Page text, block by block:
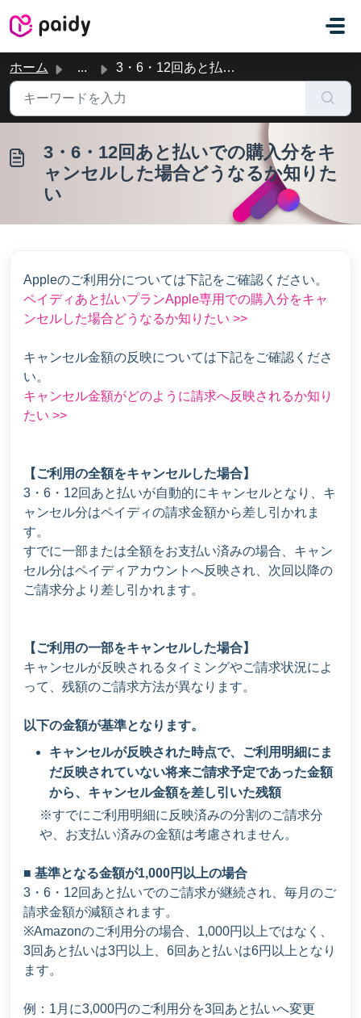
ホーム ... 3・6・12回あと払いでの購入分をキャンセルした場合どうなるか知りたい
3・6・12回あと払いでの購入分をキ
ャンセルした場合どうなるか知りた
い
Appleのご利用分については下記をご確認ください。
ペイディあと払いプランApple専用での購入分をキャ
ンセルした場合どうなるか知りたい >>
キャンセル金額の反映については下記をご確認くださ
い。
キャンセル金額がどのように請求へ反映されるか知り
たい >>
【ご利用の全額をキャンセルした場合】
3・6・12回あと払いが自動的にキャンセルとなり、キ
ャンセル分はペイディの請求金額から差し引かれま
す。
すでに一部または全額をお支払い済みの場合、キャン
セル分はペイディアカウントへ反映され、次回以降の
ご請求分より差し引かれます。
【ご利用の一部をキャンセルした場合】
キャンセルが反映されるタイミングやご請求状況によ
って、残額のご請求方法が異なります。
以下の金額が基準となります。
キャンセルが反映された時点で、ご利用明細にま
だ反映されていない将来ご請求予定であった金額
から、キャンセル金額を差し引いた残額
※すでにご利用明細に反映済みの分割のご請求分
や、お支払い済みの金額は考慮されません。
■ 基準となる金額が1,000円以上の場合
3・6・12回あと払いでのご請求が継続され、毎月のご
請求金額が減額されます。
※Amazonのご利用分の場合、1,000円以上ではなく、
3回あと払いは3円以上、6回あと払いは6円以上となり
ます。
例：1月に3,000円のご利用分を3回あと払いへ変更